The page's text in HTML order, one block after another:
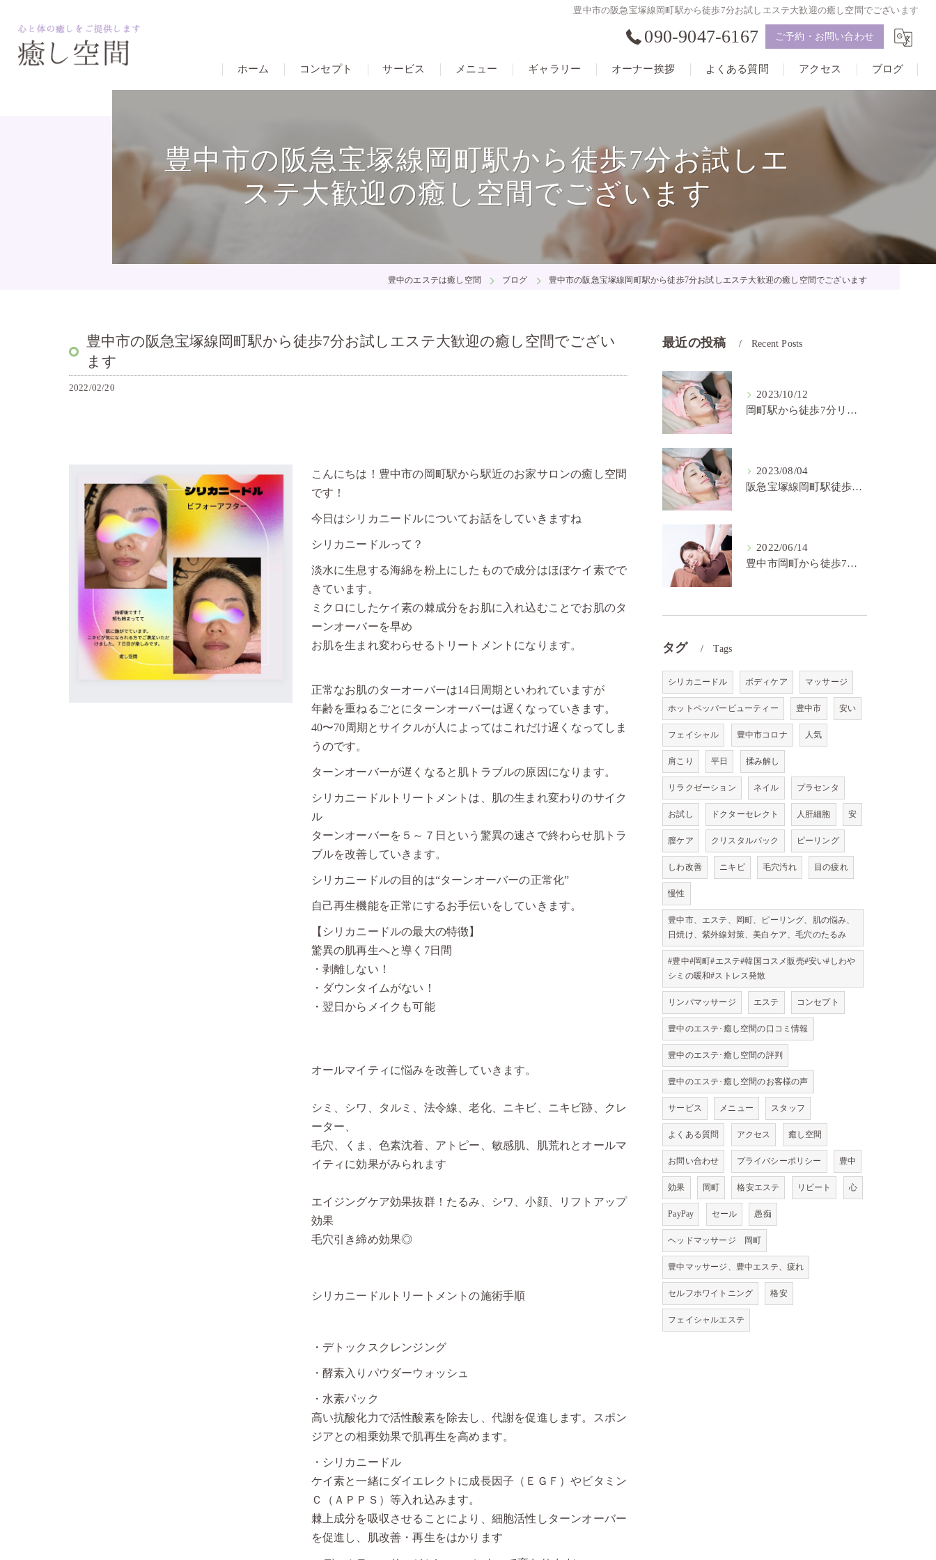
豊中市の阪急宝塚線岡町駅から徒歩7分お試しエステ大歓迎の癒し空間でございます
090-9047-6167 ご予約・お問い合わせ
ホーム コンセプト サービス メニュー ギャラリー オーナー挨拶 よくある質問 アクセス ブログ
豊中市の阪急宝塚線岡町駅から徒歩7分お試しエ
ステ大歓迎の癒し空間でございます
豊中のエステは癒し空間 ブログ 豊中市の阪急宝塚線岡町駅から徒歩7分お試しエステ大歓迎の癒し空間でございます
豊中市の阪急宝塚線岡町駅から徒歩7分お試しエステ大歓迎の癒し空間でござい
ます
2022/02/20
こんにちは！豊中市の岡町駅から駅近のお家サロンの癒し空間
です！
今日はシリカニードルについてお話をしていきますね
シリカニードルって？
淡水に生息する海綿を粉上にしたもので成分はほぼケイ素でで
きています。
ミクロにしたケイ素の棘成分をお肌に入れ込むことでお肌のタ
ーンオーバーを早め
お肌を生まれ変わらせるトリートメントになります。
正常なお肌のターオーバーは14日周期といわれていますが
年齢を重ねるごとにターンオーバーは遅くなっていきます。
40〜70周期とサイクルが人によってはこれだけ遅くなってしま
うのです。
ターンオーバーが遅くなると肌トラブルの原因になります。
シリカニードルトリートメントは、肌の生まれ変わりのサイク
ル
ターンオーバーを５～７日という驚異の速さで終わらせ肌トラ
ブルを改善していきます。
シリカニードルの目的は“ターンオーバーの正常化”
自己再生機能を正常にするお手伝いをしていきます。
【シリカニードルの最大の特徴】
驚異の肌再生へと導く7日間
・剥離しない！
・ダウンタイムがない！
・翌日からメイクも可能
オールマイティに悩みを改善していきます。
シミ、シワ、タルミ、法令線、老化、ニキビ、ニキビ跡、クレ
ーター、
毛穴、くま、色素沈着、アトピー、敏感肌、肌荒れとオールマ
イティに効果がみられます
エイジングケア効果抜群！たるみ、シワ、小顔、リフトアップ
効果
毛穴引き締め効果◎
シリカニードルトリートメントの施術手順
・デトックスクレンジング
・酵素入りパウダーウォッシュ
・水素パック
高い抗酸化力で活性酸素を除去し、代謝を促進します。スポン
ジアとの相乗効果で肌再生を高めます。
・シリカニードル
ケイ素と一緒にダイエレクトに成長因子（ＥＧＦ）やビタミン
Ｃ（ＡＰＰＳ）等入れ込みます。
棘上成分を吸収させることにより、細胞活性しターンオーバー
を促進し、肌改善・再生をはかります
最近の投稿 Recent Posts
2023/10/12
岡町駅から徒歩7分リラクゼーションサロン癒し空間です
2023/08/04
阪急宝塚線岡町駅徒歩7分と駅近で便利なリラクゼーションサロン！お家サロンで気軽に通いやすいです。
2022/06/14
豊中市岡町から徒歩7分慢性的な肩こりや目の疲れなどにお困りの方には是非癒し空間に！
タグ Tags
シリカニードル ボディケア マッサージ
ホットペッパービューティー 豊中市 安い
フェイシャル 豊中市コロナ 人気
肩こり 平日 揉み解し
リラクゼーション ネイル プラセンタ
お試し ドクターセレクト 人肝細胞 安
膣ケア クリスタルパック ピーリング
しわ改善 ニキビ 毛穴汚れ 目の疲れ
慢性
豊中市、エステ、岡町、ピーリング、肌の悩み、
日焼け、紫外線対策、美白ケア、毛穴のたるみ
#豊中#岡町#エステ#韓国コスメ販売#安い#しわや
シミの暖和#ストレス発散
リンパマッサージ エステ コンセプト
豊中のエステ･癒し空間の口コミ情報
豊中のエステ･癒し空間の評判
豊中のエステ･癒し空間のお客様の声
サービス メニュー スタッフ
よくある質問 アクセス 癒し空間
お問い合わせ プライバシーポリシー 豊中
効果 岡町 格安エステ リピート 心
PayPay セール 愚痴
ヘッドマッサージ 岡町
豊中マッサージ、豊中エステ、疲れ
セルフホワイトニング 格安
フェイシャルエステ